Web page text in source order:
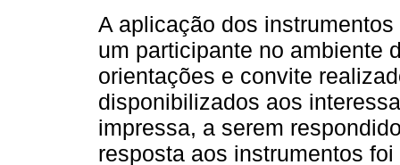
A aplicação dos
um participante no ambiente
orientações e convite
disponibilizados aos
impressa, a serem
resposta aos instrumentos